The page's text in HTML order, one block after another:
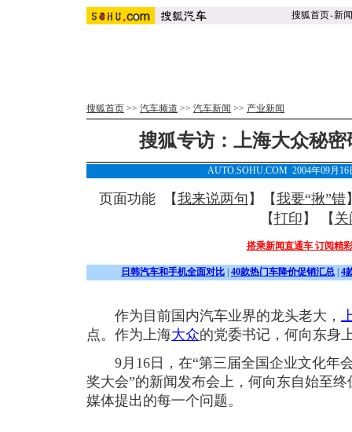
搜狐首页-新闻
搜狐首页 >> 汽车频道 >> 汽车新闻 >> 产业新闻
搜狐专访：上海大众秘
AUTO.SOHU.COM 2004年09月
页面功能 【我来说两句 】【我要“揪”错
【打印 】 【 关
搭乘新闻直通车 订阅精
日韩汽车和手机全面对比 40款热门车降价促销汇总 4
作为目前国内汽车业界的龙头老大，
点。作为上海大众的党委书记，何向东身
9月16日，在“第三届全国企业文化年
奖大会”的新闻发布会上，何向东自始至
媒体提出的每一个问题。